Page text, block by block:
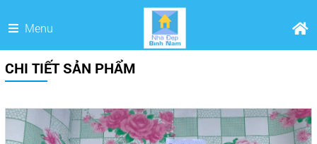
Menu
CHI TIẾT SẢN PHẨM